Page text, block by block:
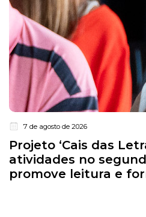
7 de agosto de 2026
Projeto ‘Cais das
atividades no
promove leitura e